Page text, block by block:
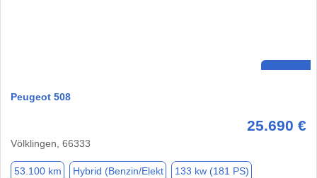
Peugeot 508
25.690 €
Völklingen, 66333
53.100 km Hybrid (Benzin/Elekt 133 kw (181 PS)